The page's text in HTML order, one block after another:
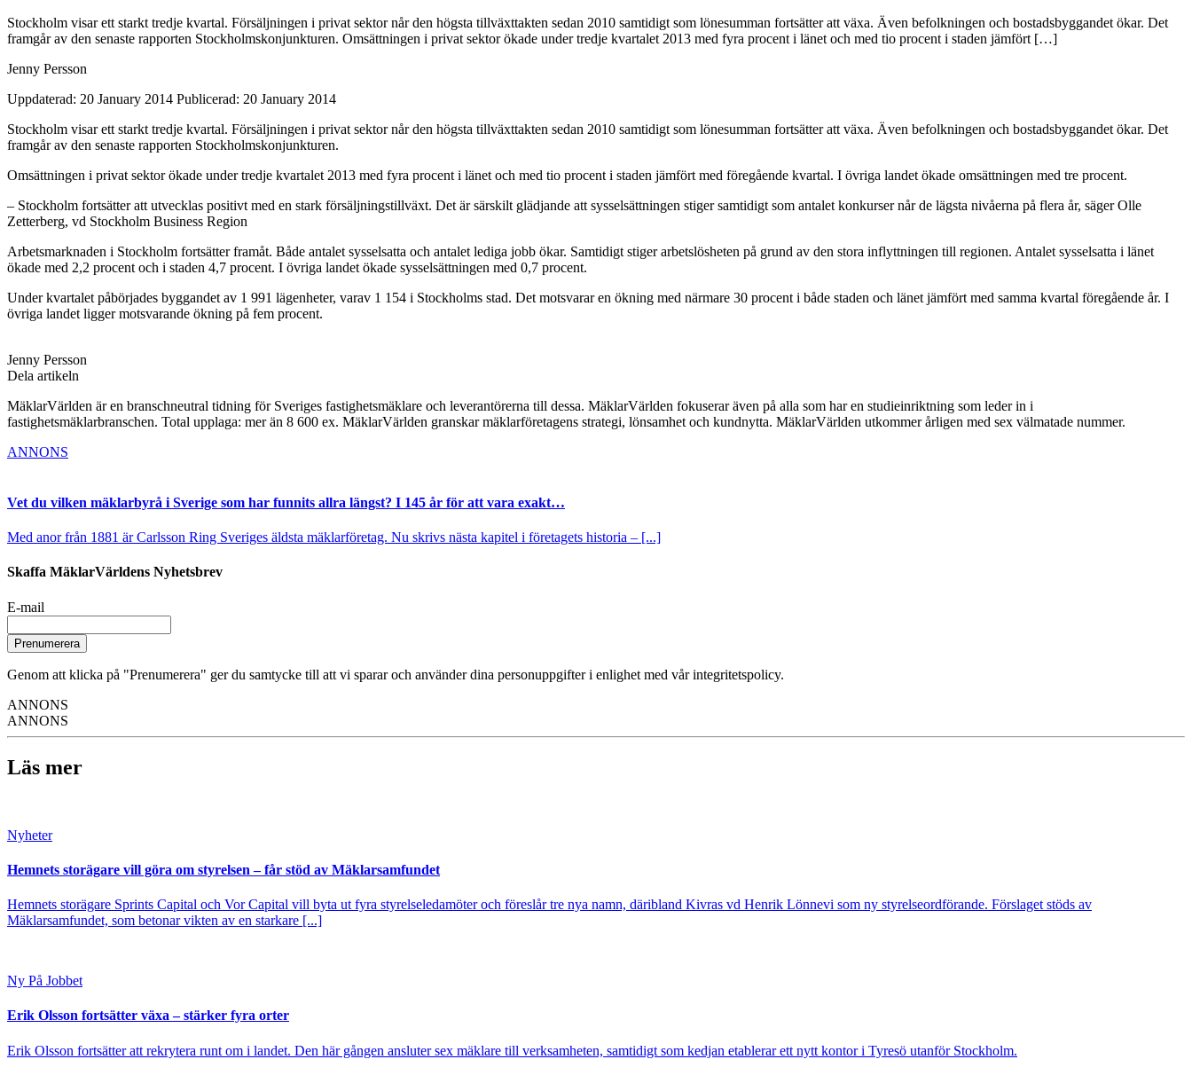
Stockholm visar ett starkt tredje kvartal. Försäljningen i privat sektor når den högsta tillväxttakten sedan 2010 samtidigt som lönesumman fortsätter att växa. Även befolkningen och bostadsbyggandet ökar. Det
framgår av den senaste rapporten Stockholmskonjunkturen. Omsättningen i privat sektor ökade under tredje kvartalet 2013 med fyra procent i länet och med tio procent i staden jämfört […]
Jenny Persson
Uppdaterad: 20 January 2014 Publicerad: 20 January 2014
Stockholm visar ett starkt tredje kvartal. Försäljningen i privat sektor når den högsta tillväxttakten sedan 2010 samtidigt som lönesumman fortsätter att växa. Även befolkningen och bostadsbyggandet ökar. Det
framgår av den senaste rapporten Stockholmskonjunkturen.
Omsättningen i privat sektor ökade under tredje kvartalet 2013 med fyra procent i länet och med tio procent i staden jämfört med föregående kvartal. I övriga landet ökade omsättningen med tre procent.
– Stockholm fortsätter att utvecklas positivt med en stark försäljningstillväxt. Det är särskilt glädjande att sysselsättningen stiger samtidigt som antalet konkurser når de lägsta nivåerna på flera år, säger Olle
Zetterberg, vd Stockholm Business Region
Arbetsmarknaden i Stockholm fortsätter framåt. Både antalet sysselsatta och antalet lediga jobb ökar. Samtidigt stiger arbetslösheten på grund av den stora inflyttningen till regionen. Antalet sysselsatta i länet
ökade med 2,2 procent och i staden 4,7 procent. I övriga landet ökade sysselsättningen med 0,7 procent.
Under kvartalet påbörjades byggandet av 1 991 lägenheter, varav 1 154 i Stockholms stad. Det motsvarar en ökning med närmare 30 procent i både staden och länet jämfört med samma kvartal föregående år. I
övriga landet ligger motsvarande ökning på fem procent.
Jenny Persson
Dela artikeln
MäklarVärlden är en branschneutral tidning för Sveriges fastighetsmäklare och leverantörerna till dessa. MäklarVärlden fokuserar även på alla som har en studieinriktning som leder in i
fastighetsmäklarbranschen. Total upplaga: mer än 8 600 ex. MäklarVärlden granskar mäklarföretagens strategi, lönsamhet och kundnytta. MäklarVärlden utkommer årligen med sex välmatade nummer.
ANNONS
Vet du vilken mäklarbyrå i Sverige som har funnits allra längst? I 145 år för att vara exakt…
Med anor från 1881 är Carlsson Ring Sveriges äldsta mäklarföretag. Nu skrivs nästa kapitel i företagets historia – [...]
Skaffa MäklarVärldens Nyhetsbrev
E-mail
Prenumerera
Genom att klicka på "Prenumerera" ger du samtycke till att vi sparar och använder dina personuppgifter i enlighet med vår integritetspolicy.
ANNONS
ANNONS
Läs mer
Nyheter
Hemnets storägare vill göra om styrelsen – får stöd av Mäklarsamfundet
Hemnets storägare Sprints Capital och Vor Capital vill byta ut fyra styrelseledamöter och föreslår tre nya namn, däribland Kivras vd Henrik Lönnevi som ny styrelseordförande. Förslaget stöds av
Mäklarsamfundet, som betonar vikten av en starkare [...]
Ny På Jobbet
Erik Olsson fortsätter växa – stärker fyra orter
Erik Olsson fortsätter att rekrytera runt om i landet. Den här gången ansluter sex mäklare till verksamheten, samtidigt som kedjan etablerar ett nytt kontor i Tyresö utanför Stockholm.